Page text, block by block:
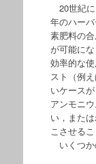
20世紀
年のハー
素肥料の
が可能に
効率的な
スト（例
いケース
アンモニ
い，また
こさせる
いくつか